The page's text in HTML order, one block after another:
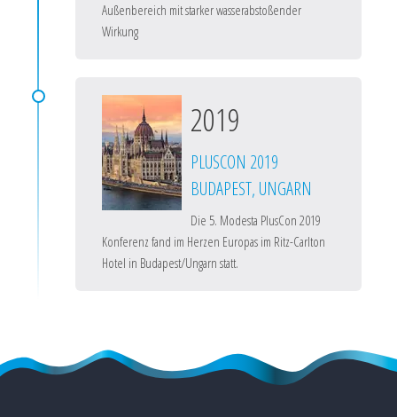
Außenbereich mit starker wasserabstoßender
Wirkung
2019
PLUSCON 2019
BUDAPEST, UNGARN
Die 5. Modesta PlusCon 2019
Konferenz fand im Herzen Europas im Ritz-Carlton
Hotel in Budapest/Ungarn statt.